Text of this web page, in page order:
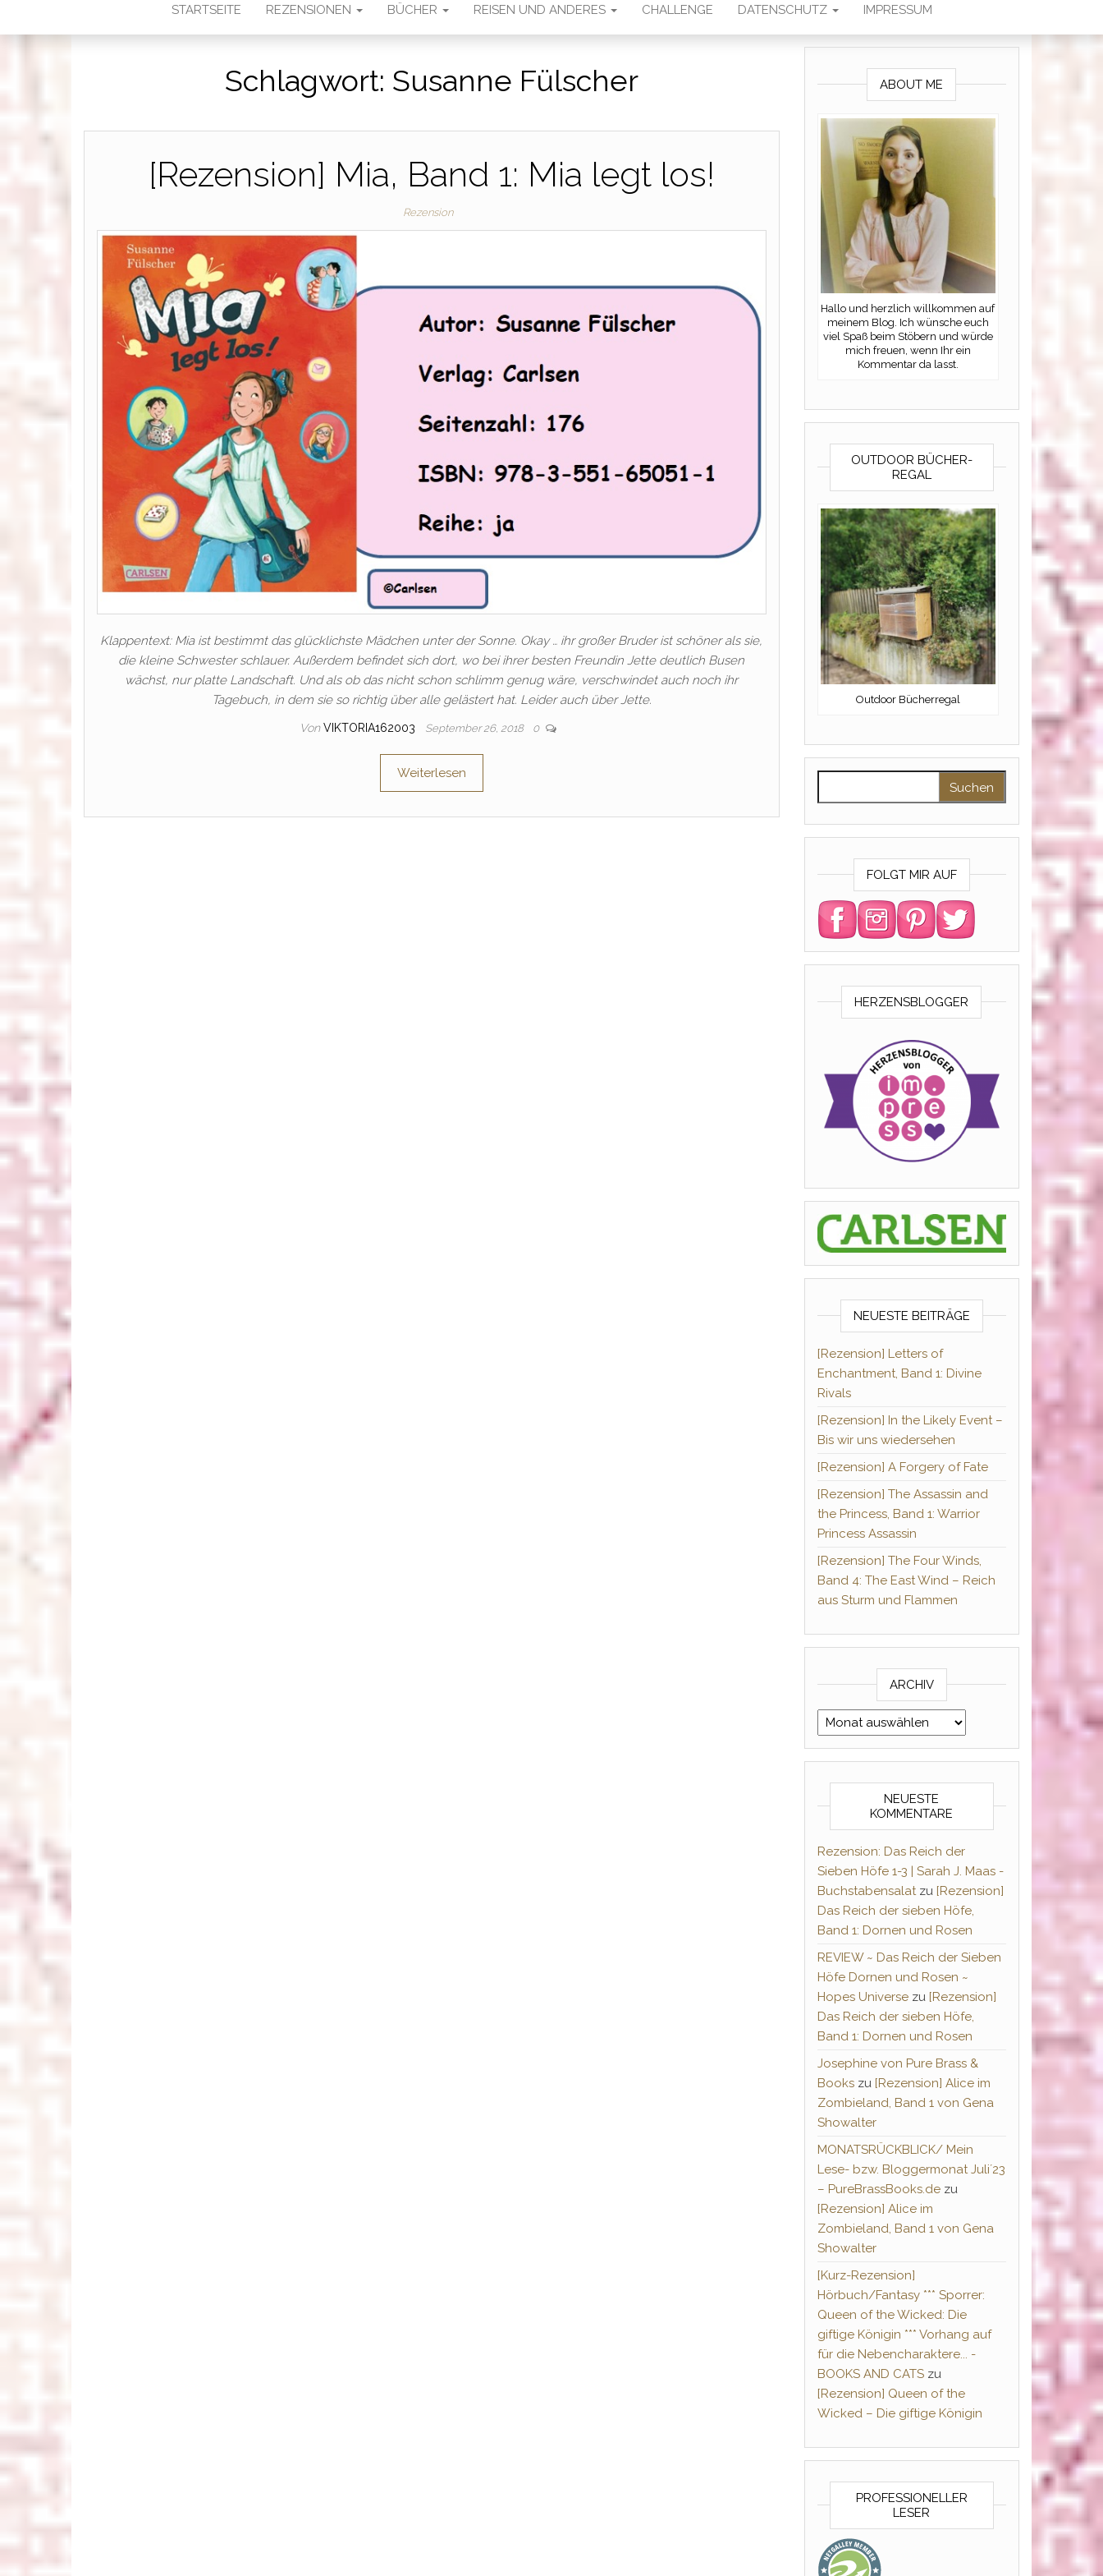
STARTSEITE REZENSIONEN BÜCHER REISEN UND ANDERES CHALLENGE DATENSCHUTZ IMPRESSUM
Schlagwort: Susanne Fülscher
[Rezension] Mia, Band 1: Mia legt los!
Rezension
Klappentext: Mia ist bestimmt das glücklichste Mädchen unter der Sonne. Okay … ihr großer Bruder ist schöner als sie,
die kleine Schwester schlauer. Außerdem befindet sich dort, wo bei ihrer besten Freundin Jette deutlich Busen
wächst, nur platte Landschaft. Und als ob das nicht schon schlimm genug wäre, verschwindet auch noch ihr
Tagebuch, in dem sie so richtig über alle gelästert hat. Leider auch über Jette.
Von VIKTORIA162003 September 26, 2018 0
Weiterlesen
ABOUT ME
Hallo und herzlich willkommen auf
meinem Blog. Ich wünsche euch
viel Spaß beim Stöbern und würde
mich freuen, wenn Ihr ein
Kommentar da lasst.
OUTDOOR BÜCHER-
REGAL
Outdoor Bücherregal
FOLGT MIR AUF
HERZENSBLOGGER
NEUESTE BEITRÄGE
[Rezension] Letters of
Enchantment, Band 1: Divine
Rivals
[Rezension] In the Likely Event –
Bis wir uns wiedersehen
[Rezension] A Forgery of Fate
[Rezension] The Assassin and
the Princess, Band 1: Warrior
Princess Assassin
[Rezension] The Four Winds,
Band 4: The East Wind – Reich
aus Sturm und Flammen
ARCHIV
Archiv
NEUESTE
KOMMENTARE
Rezension: Das Reich der
Sieben Höfe 1-3 | Sarah J. Maas -
Buchstabensalatzu [Rezension]
Das Reich der sieben Höfe,
Band 1: Dornen und Rosen
REVIEW ~ Das Reich der Sieben
Höfe Dornen und Rosen ~
Hopes Universezu [Rezension]
Das Reich der sieben Höfe,
Band 1: Dornen und Rosen
Josephine von Pure Brass &
Bookszu [Rezension] Alice im
Zombieland, Band 1 von Gena
Showalter
MONATSRÜCKBLICK/ Mein
Lese- bzw. Bloggermonat Juli´23
– PureBrassBooks.dezu
[Rezension] Alice im
Zombieland, Band 1 von Gena
Showalter
[Kurz-Rezension]
Hörbuch/Fantasy *** Sporrer:
Queen of the Wicked: Die
giftige Königin *** Vorhang auf
für die Nebencharaktere... -
BOOKS AND CATSzu
[Rezension] Queen of the
Wicked – Die giftige Königin
PROFESSIONELLER
LESER